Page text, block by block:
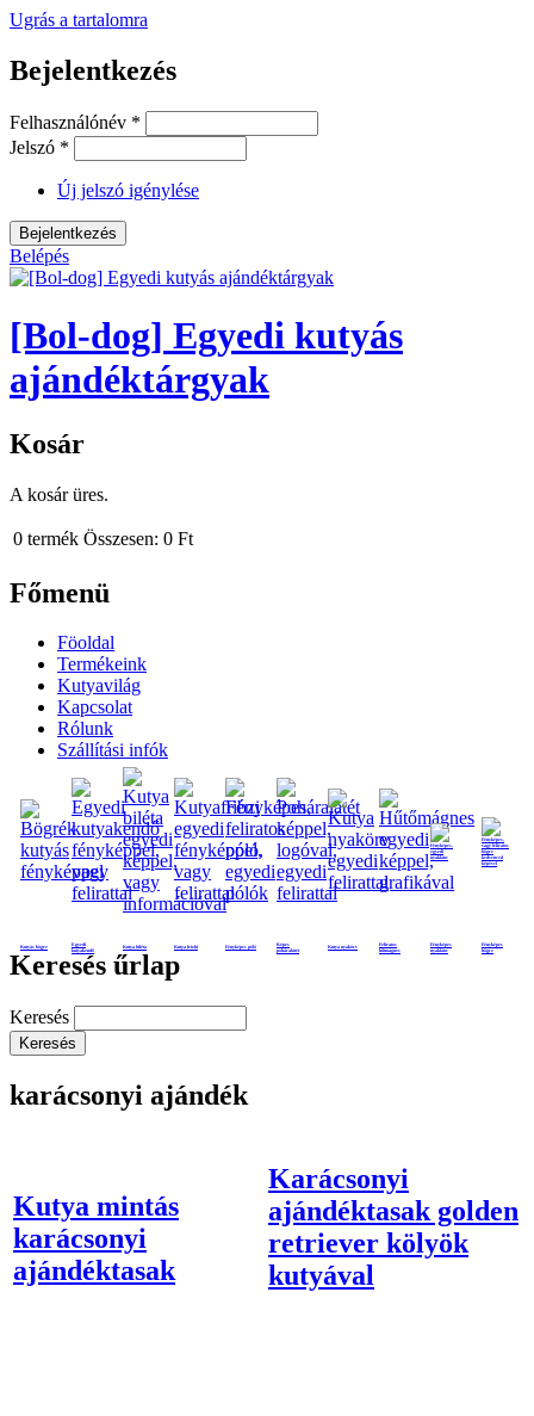
Ugrás a tartalomra
Bejelentkezés
Felhasználónév *
Jelszó *
Új jelszó igénylése
Belépés
[Bol-dog] Egyedi kutyás
ajándéktárgyak
Kosár
A kosár üres.
0 termék Összesen: 0 Ft
Főmenü
Föoldal
Termékeink
Kutyavilág
Kapcsolat
Rólunk
Szállítási infók
Kutyás bögre
Egyedi
kutyakendő
Kutya biléta Kutya frizbi Fényképes póló
Képes
poháralátét
Kutya nyakörv
Feliratos
hűtmágnes
Fényképes
nyaklánc
Fényképes
bögre
Keresés űrlap
Keresés
karácsonyi ajándék
Kutya mintás
karácsonyi
ajándéktasak
Karácsonyi
ajándéktasak golden
retriever kölyök
kutyával